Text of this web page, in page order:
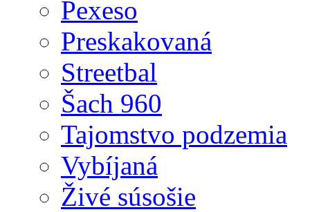
Pexeso
Preskakovaná
Streetbal
Šach 960
Tajomstvo podzemia
Vybíjaná
Živé súsošie